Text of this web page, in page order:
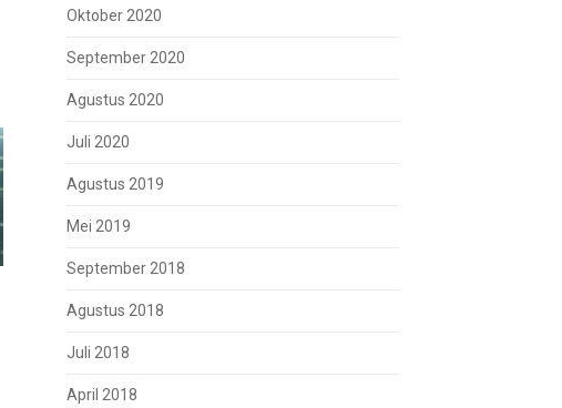
Oktober 2020
September 2020
Agustus 2020
Juli 2020
Agustus 2019
Mei 2019
September 2018
Agustus 2018
Juli 2018
April 2018